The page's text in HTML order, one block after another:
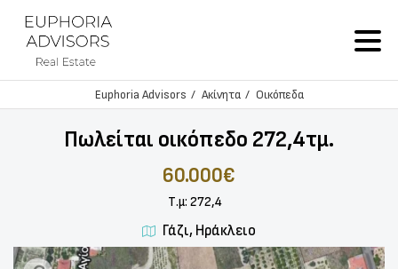
Euphoria Advisors Ακίνητα Οικόπεδα
Πωλείται οικόπεδο 272,4τμ.
60.000€
Τ.μ: 272,4
Γάζι, Ηράκλειο